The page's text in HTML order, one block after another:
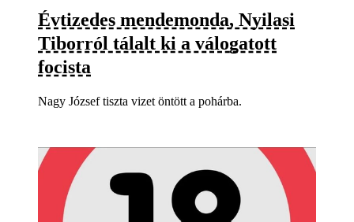
Évtizedes mendemonda, Nyilasi
Tiborról tálalt ki a válogatott
focista
Nagy József tiszta vizet öntött a pohárba.